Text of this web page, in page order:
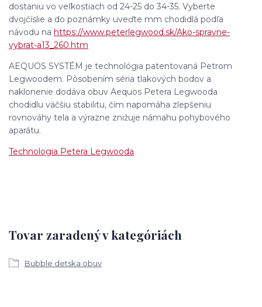
dostaniu vo veľkostiach od 24-25 do 34-35. Vyberte
dvojčíslie a do poznámky uveďte mm chodidlá podľa
návodu na https://www.peterlegwood.sk/Ako-spravne-
vybrat-a13_260.htm
AEQUOS SYSTÉM je technológia patentovaná Petrom
Legwoodem. Pôsobením séria tlakových bodov a
naklonenie dodáva obuv Aequos Petera Legwooda
chodidlu väčšiu stabilitu, čím napomáha zlepšeniu
rovnováhy tela a výrazne znižuje námahu pohybového
aparátu.
Technologia Petera Legwooda
Tovar zaradený v kategóriách
Bubble detska obuv